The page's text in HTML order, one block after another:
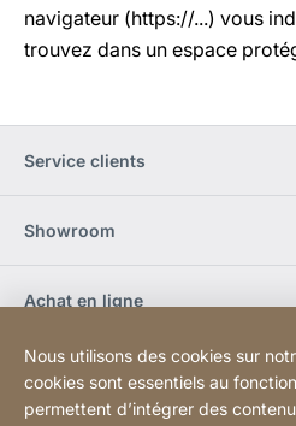
navigateur (https://...) vous
trouvez dans un espace
Service clients
Showroom
Achat en ligne
Nous utilisons des cookies sur
cookies sont essentiels au
permettent d’intégrer des